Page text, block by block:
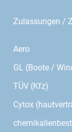
Zulassungen /
Aero
GL (Boote /
TÜV (Kfz)
Cytox